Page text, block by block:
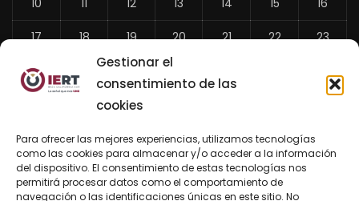
Gestionar el
consentimiento de las
cookies
Para ofrecer las mejores experiencias, utilizamos tecnologías
como las cookies para almacenar y/o acceder a la información
del dispositivo. El consentimiento de estas tecnologías nos
permitirá procesar datos como el comportamiento de
navegación o las identificaciones únicas en este sitio. No
10 11 12 13 14 15 16
17 18 19 20 21 22 23
24 26 27
«
Jul